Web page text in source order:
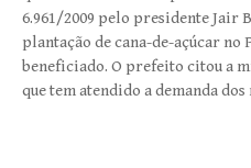
6.961/2009 pelo presidente Jair
plantação de cana-de-açúcar no
beneficiado. O prefeito citou a
que tem atendido a demanda